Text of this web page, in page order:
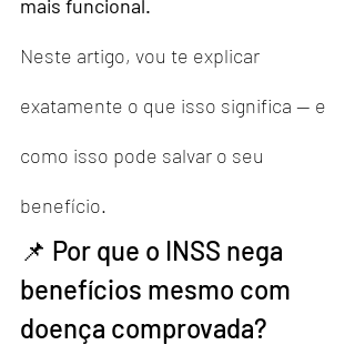
mais funcional.
Neste artigo, vou te explicar
exatamente o que isso significa — e
como isso pode salvar o seu
benefício.
📌 Por que o INSS nega
benefícios mesmo com
doença comprovada?